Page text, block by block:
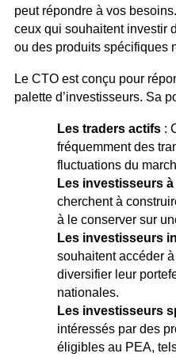
peut répondre à vos
ceux qui souhaitent investir
ou des produits spécifiques
Le CTO est conçu pour
palette d’investisseurs. Sa
Les traders actifs :
fréquemment des
fluctuations du
Les investisseurs
cherchent à
à le conserver sur
Les investisseurs
souhaitent accéder
diversifier leur
nationales.
Les investisseurs
intéressés par des
éligibles au PEA,